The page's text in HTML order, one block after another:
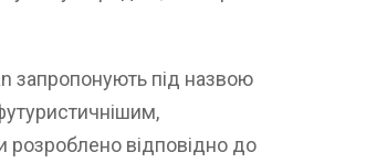
запропонують під назвою
розроблено відповідно до